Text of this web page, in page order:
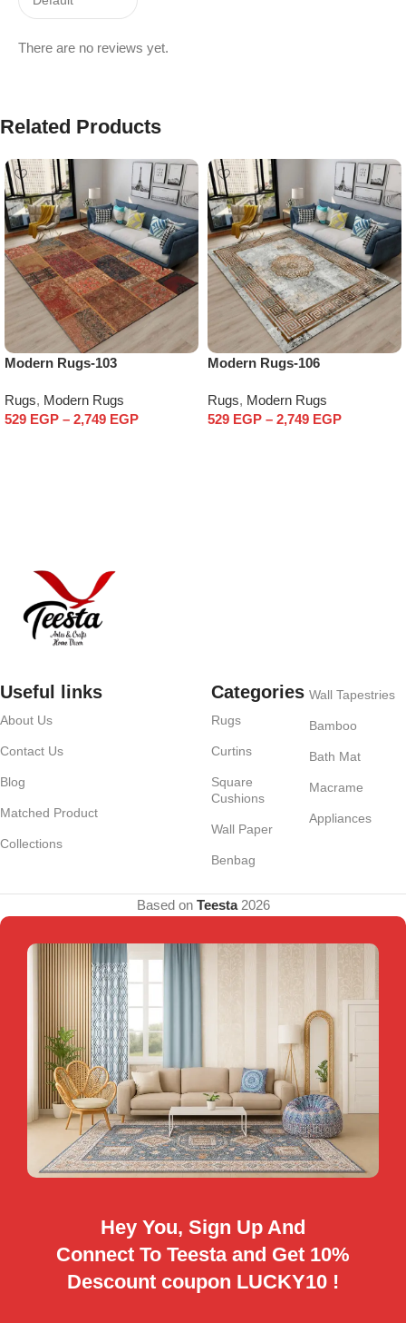
There are no reviews yet.
Related Products
Modern Rugs-103
Rugs, Modern Rugs
529 EGP – 2,749 EGP
Modern Rugs-106
Rugs, Modern Rugs
529 EGP – 2,749 EGP
Useful links
About Us
Contact Us
Blog
Matched Product
Collections
Categories
Rugs
Curtins
Square
Cushions
Wall Paper
Benbag
Wall Tapestries
Bamboo
Bath Mat
Macrame
Appliances
Based on Teesta2026
Hey You, Sign Up And
Connect To Teesta and Get 10%
Descount coupon LUCKY10 !